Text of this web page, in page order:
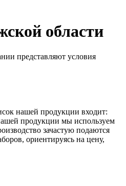
области
представляют условия
нашей продукции входит:
продукции мы используем
зачастую подаются
ориентируясь на цену,